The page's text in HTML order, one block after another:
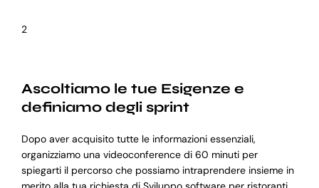
2
Ascoltiamo le tue Esigenze e
definiamo degli sprint
Dopo aver acquisito tutte le informazioni essenziali,
organizziamo una videoconference di 60 minuti per
spiegarti il percorso che possiamo intraprendere insieme in